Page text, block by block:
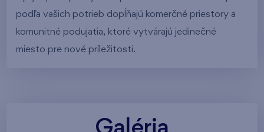
podľa vašich potrieb dopĺňajú komerčné priestory a
komunitné podujatia, ktoré vytvárajú jedinečné
miesto pre nové príležitosti.